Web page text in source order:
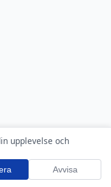
upplevelse och
Avvisa